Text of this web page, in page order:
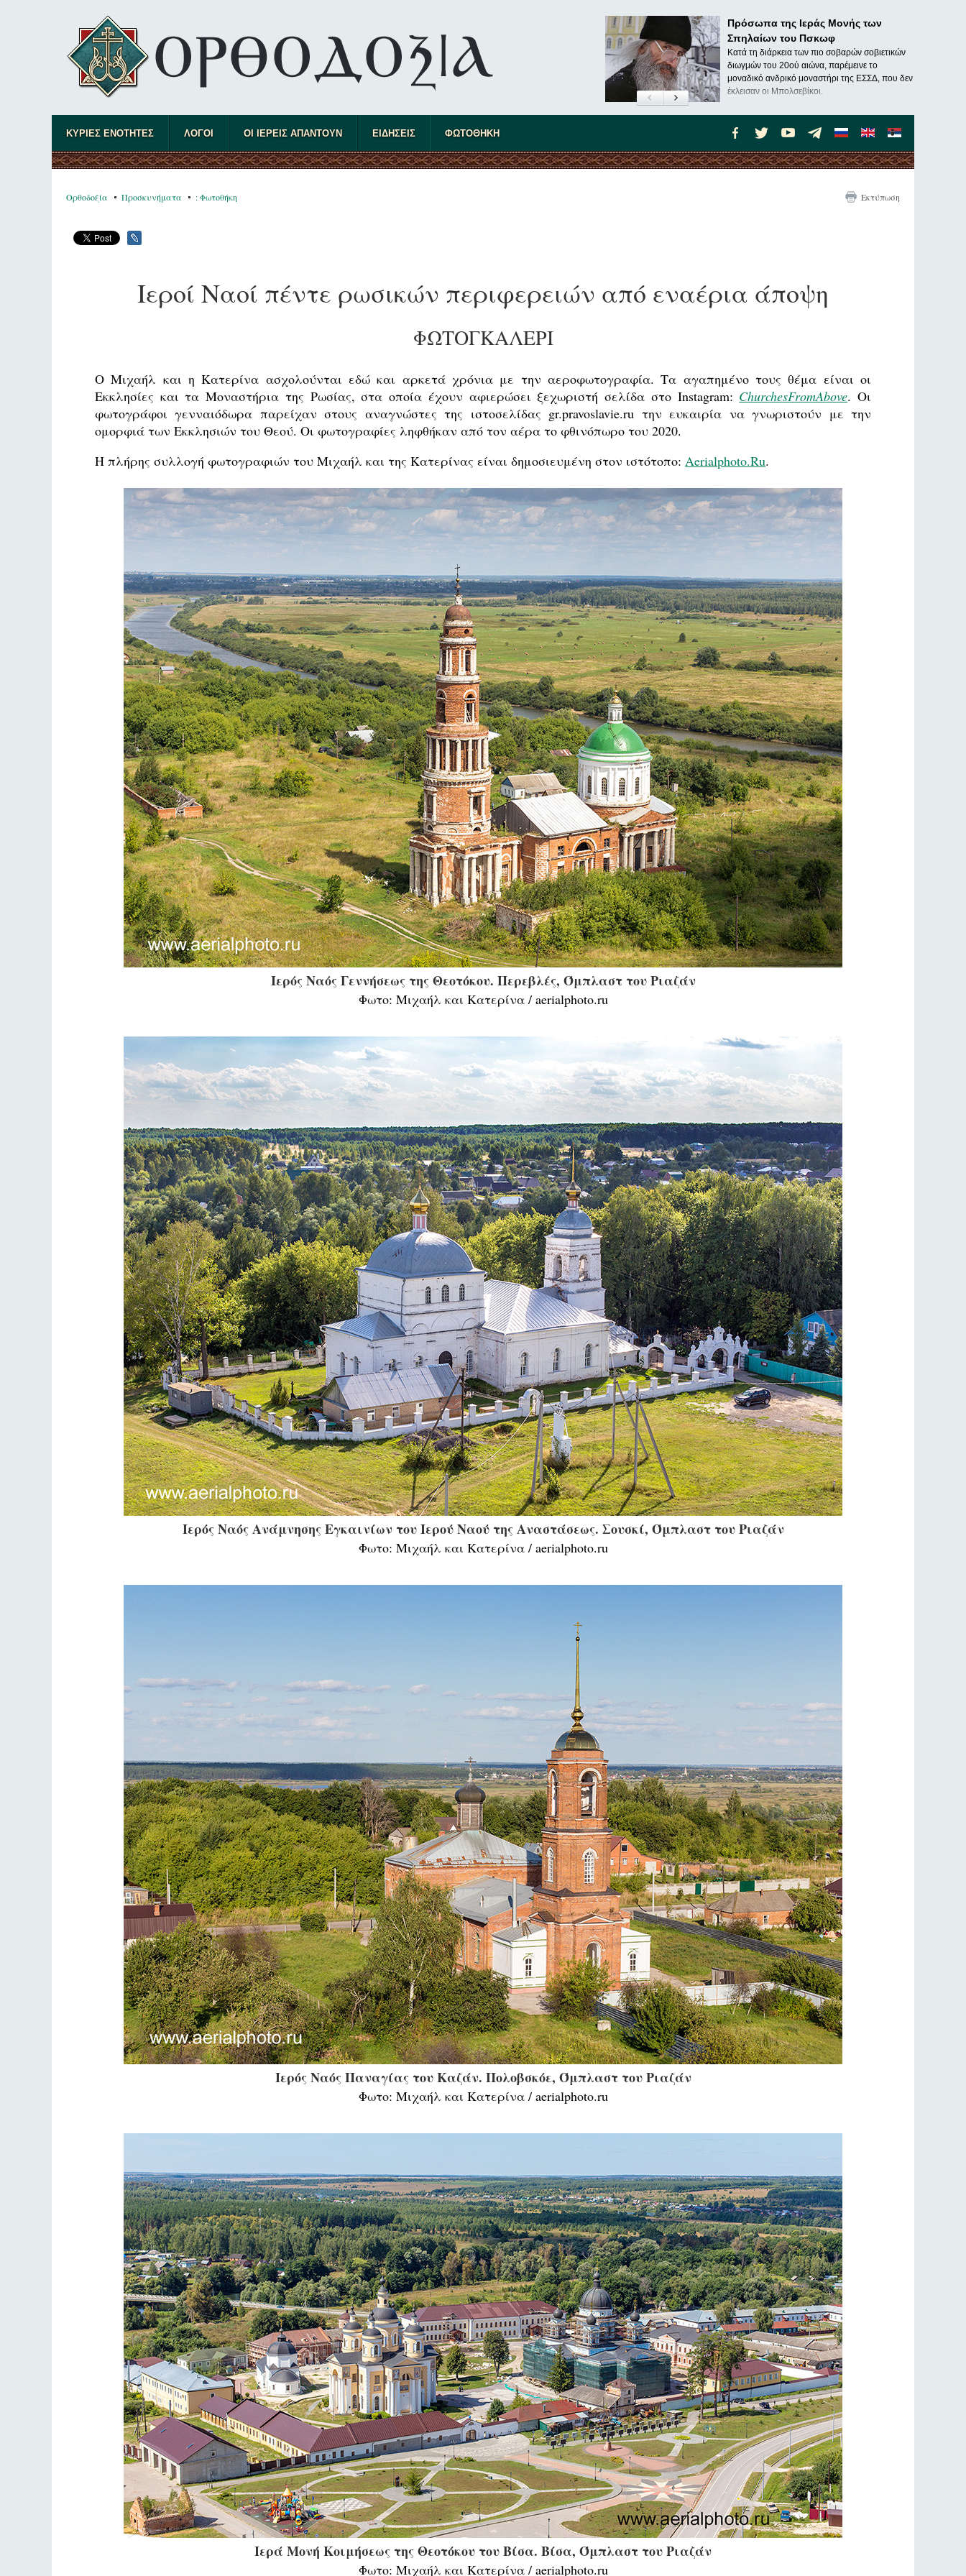
Πρόσωπα της Ιεράς Μονής των
Σπηλαίων του Πσκωφ
Κατά τη διάρκεια των πιο σοβαρών σοβιετικών
διωγμών του 20ού αιώνα, παρέμεινε το
μοναδικό ανδρικό μοναστήρι της ΕΣΣΔ, που δεν
έκλεισαν οι Μπολσεβίκοι.
ΚΥΡΙΕΣ ΕΝΟΤΗΤΕΣ ΛΟΓΟΙ ΟΙ ΙΕΡΕΙΣ ΑΠΑΝΤΟΥΝ ΕΙΔΗΣΕΙΣ ΦΩΤΟΘΗΚΗ
Ορθοδοξία Προσκυνήματα : Φωτοθήκη Εκτύπωση
Ιεροί Ναοί πέντε ρωσικών περιφερειών από εναέρια άποψη
ΦΩΤΟΓΚΑΛΕΡΙ
Ο Μιχαήλ και η Κατερίνα ασχολούνται εδώ και αρκετά χρόνια με την αεροφωτογραφία. Τα αγαπημένο τους θέμα είναι οι
Εκκλησίες και τα Μοναστήρια της Ρωσίας, στα οποία έχουν αφιερώσει ξεχωριστή σελίδα στο Instagram: ChurchesFromAbove. Οι
φωτογράφοι γενναιόδωρα παρείχαν στους αναγνώστες της ιστοσελίδας gr.pravoslavie.ru την ευκαιρία να γνωριστούν με την
ομορφιά των Εκκλησιών του Θεού. Οι φωτογραφίες ληφθήκαν από τον αέρα το φθινόπωρο του 2020.
Η πλήρης συλλογή φωτογραφιών του Μιχαήλ και της Κατερίνας είναι δημοσιευμένη στον ιστότοπο: Aerialphoto.Ru.
Ιερός Ναός Γεννήσεως της Θεοτόκου. Περεβλές, Όμπλαστ του Ριαζάν
Φωτο: Μιχαήλ και Κατερίνα / aerialphoto.ru
Ιερός Ναός Ανάμνησης Εγκαινίων του Ιερού Ναού της Αναστάσεως. Σουσκί, Όμπλαστ του Ριαζάν
Φωτο: Μιχαήλ και Κατερίνα / aerialphoto.ru
Ιερός Ναός Παναγίας του Καζάν. Πολοβσκόε, Όμπλαστ του Ριαζάν
Φωτο: Μιχαήλ και Κατερίνα / aerialphoto.ru
Ιερά Μονή Κοιμήσεως της Θεοτόκου του Βίσα. Βίσα, Όμπλαστ του Ριαζάν
Φωτο: Μιχαήλ και Κατερίνα / aerialphoto.ru